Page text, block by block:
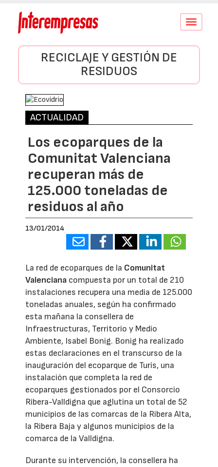
Conmutar
RECICLAJE Y GESTIÓN DE
RESIDUOS
ACTUALIDAD
Los ecoparques de la
Comunitat Valenciana
recuperan más de
125.000 toneladas de
residuos al año
13/01/2014
La red de ecoparques de la Comunitat
Valenciana compuesta por un total de 210
instalaciones recupera una media de 125.000
toneladas anuales, según ha confirmado
esta mañana la consellera de
Infraestructuras, Territorio y Medio
Ambiente, Isabel Bonig. Bonig ha realizado
estas declaraciones en el transcurso de la
inauguración del ecoparque de Turís, una
instalación que completa la red de
ecoparques gestionados por el Consorcio
Ribera-Valldigna que aglutina un total de 52
municipios de las comarcas de la Ribera Alta,
la Ribera Baja y algunos municipios de la
comarca de la Valldigna.
Durante su intervención, la consellera ha